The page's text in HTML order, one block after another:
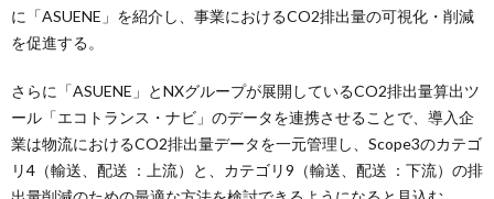
に「ASUENE」を紹介し、事業におけるCO2排出量の可視化・削減
を促進する。
さらに「ASUENE」とNXグループが展開しているCO2排出量算出ツ
ール「エコトランス・ナビ」のデータを連携させることで、導入企
業は物流におけるCO2排出量データを一元管理し、Scope3のカテゴ
リ4（輸送、配送 ：上流）と、カテゴリ9（輸送、配送 ：下流）の排